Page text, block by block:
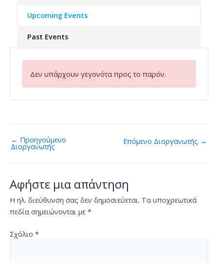
Upcoming Events
Past Events
Δεν υπάρχουν γεγονότα προς το παρόν.
← Προηγούμενο
Διοργανωτής
Επόμενο Διοργανωτής →
Αφήστε μια απάντηση
Η ηλ. διεύθυνση σας δεν δημοσιεύεται. Τα υποχρεωτικά
πεδία σημειώνονται με *
Σχόλιο *